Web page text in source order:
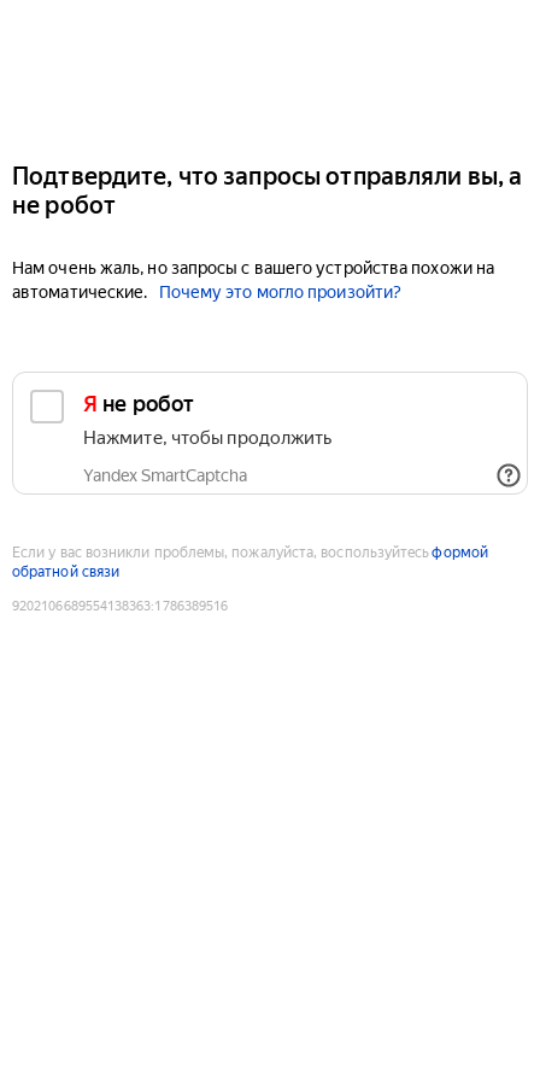
Подтвердите, что запросы отправляли вы, а
не робот
Нам очень жаль, но запросы с вашего устройства похожи на
автоматические.
Почему это могло произойти?
Я не робот
Нажмите, чтобы продолжить
Yandex SmartCaptcha
Если у вас возникли проблемы, пожалуйста, воспользуйтесьформой
обратной связи
9202106689554138363:1786389516